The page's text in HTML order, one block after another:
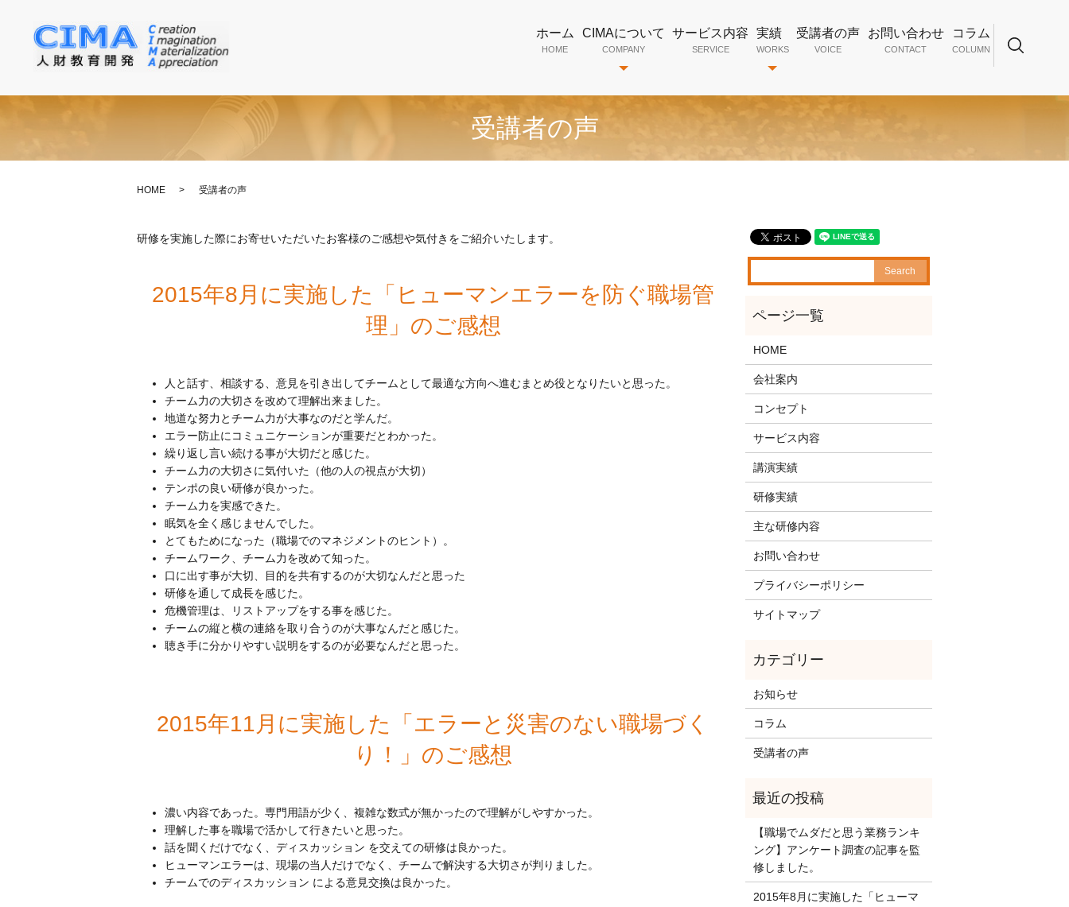
ホーム
HOME
CIMAについて
COMPANY
サービス内容
SERVICE
実績
WORKS
受講者の声
VOICE
お問い合わせ
CONTACT
コラム
COLUMN
受講者の声
HOME 受講者の声
研修を実施した際にお寄せいただいたお客様のご感想や気付きをご紹介いたします。
2015年8月に実施した「ヒューマンエラーを防ぐ職場管
理」のご感想
人と話す、相談する、意見を引き出してチームとして最適な方向へ進むまとめ役となりたいと思った。
チーム力の大切さを改めて理解出来ました。
地道な努力とチーム力が大事なのだと学んだ。
エラー防止にコミュニケーションが重要だとわかった。
繰り返し言い続ける事が大切だと感じた。
チーム力の大切さに気付いた（他の人の視点が大切）
テンポの良い研修が良かった。
チーム力を実感できた。
眠気を全く感じませんでした。
とてもためになった（職場でのマネジメントのヒント）。
チームワーク、チーム力を改めて知った。
口に出す事が大切、目的を共有するのが大切なんだと思った
研修を通して成長を感じた。
危機管理は、リストアップをする事を感じた。
チームの縦と横の連絡を取り合うのが大事なんだと感じた。
聴き手に分かりやすい説明をするのが必要なんだと思った。
2015年11月に実施した「エラーと災害のない職場づく
り！」のご感想
濃い内容であった。専門用語が少く、複雑な数式が無かったので理解がしやすかった。
理解した事を職場で活かして行きたいと思った。
話を聞くだけでなく、ディスカッション を交えての研修は良かった。
ヒューマンエラーは、現場の当人だけでなく、チームで解決する大切さが判りました。
チームでのディスカッション による意見交換は良かった。
HOME
会社案内
コンセプト
サービス内容
講演実績
研修実績
主な研修内容
お問い合わせ
プライバシーポリシー
サイトマップ
お知らせ
コラム
受講者の声
【職場でムダだと思う業務ランキ
ング】アンケート調査の記事を監
修しました。
2015年8月に実施した「ヒューマ